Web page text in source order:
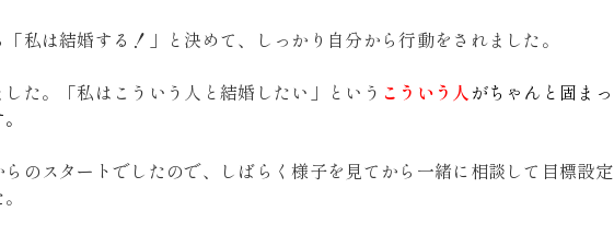
私は結婚する！」と決めて、しっかり自分から行動をされました。
た。「私はこういう人と結婚したい」という こういう人がちゃんと固まっ
のスタートでしたので、しばらく様子を見てから一緒に相談して目標設定